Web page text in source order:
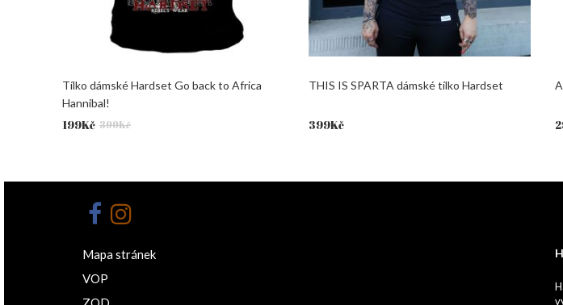
Tílko dámské Hardset Go back to Africa
Hannibal!
399Kč
Původní
199Kč
Aktuální
THIS IS SPARTA dámské tílko Hardset
399Kč
Mapa stránek
VOP